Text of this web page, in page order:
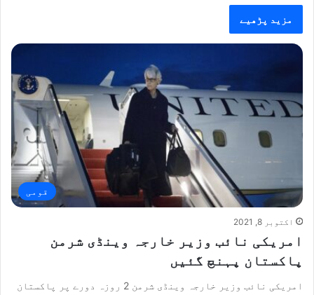
مزید پڑھیے
قومی
اکتوبر 8, 2021
امریکی نائب وزیر خارجہ وینڈی شرمن
پاکستان پہنچ گئیں
امریکی نائب وزیر خارجہ وینڈی شرمن 2 روزہ دورے پر پاکستان